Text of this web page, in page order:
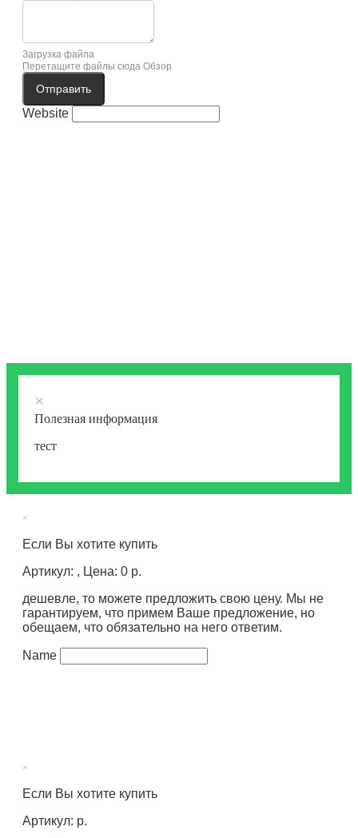
Загрузка файла
Перетащите файлы сюда Обзор
Отправить
Website
×
Полезная информация
тест
×
Если Вы хотите купить
Артикул: , Цена: 0 р.
дешевле, то можете предложить свою цену. Мы не
гарантируем, что примем Ваше предложение, но
обещаем, что обязательно на него ответим.
Name
×
Если Вы хотите купить
Артикул: р.